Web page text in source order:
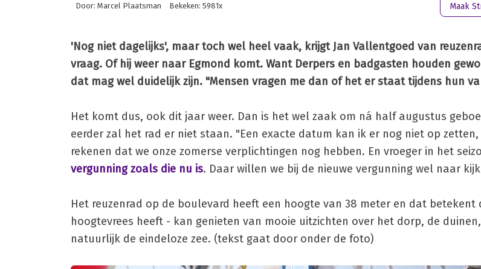
Door: Marcel Plaatsman Bekeken: 5981x Maak
'Nog niet dagelijks', maar toch wel heel vaak, krijgt Jan Vallentgoed van
vraag. Of hij weer naar Egmond komt. Want Derpers en badgasten houden
dat mag wel duidelijk zijn. "Mensen vragen me dan of het er staat tijdens hun
Het komt dus, ook dit jaar weer. Dan is het wel zaak om ná half augustus
eerder zal het rad er niet staan. "Een exacte datum kan ik er nog niet op
rekenen dat we onze zomerse verplichtingen nog hebben. En vroeger in het
vergunning zoals die nu is. Daar willen we bij de nieuwe vergunning wel naar
Het reuzenrad op de boulevard heeft een hoogte van 38 meter en dat betekent
hoogtevrees heeft - kan genieten van mooie uitzichten over het dorp, de
natuurlijk de eindeloze zee. (tekst gaat door onder de foto)